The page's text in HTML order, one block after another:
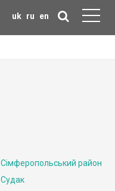
uk ru en
Сімферопольський район
Судак